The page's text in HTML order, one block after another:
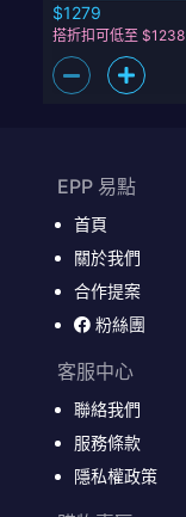
$1279
搭折扣可低至 $1238
EPP 易點
首頁
關於我們
合作提案
粉絲團
客服中心
聯絡我們
服務條款
隱私權政策